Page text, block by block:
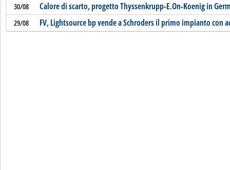
30/08 Calore di scarto, progetto Thyssenkrupp-E.On-Koenig in
29/08 FV, Lightsource bp vende a Schroders il primo impianto con